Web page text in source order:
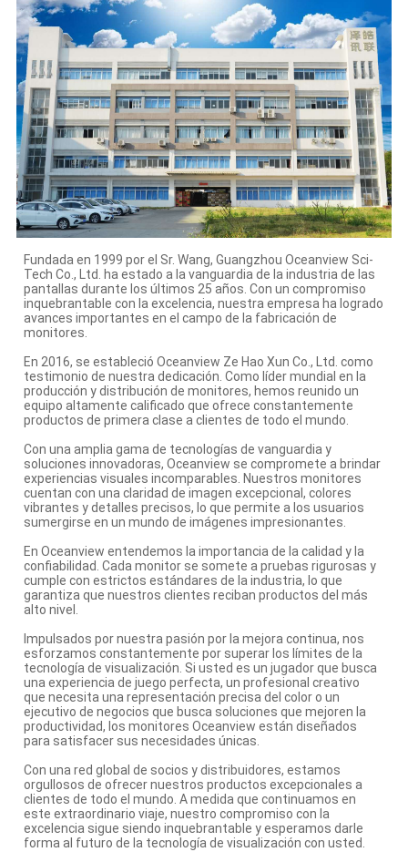
Fundada en 1999 por el Sr. Wang, Guangzhou Oceanview Sci-
Tech Co., Ltd. ha estado a la vanguardia de la industria de las
pantallas durante los últimos 25 años. Con un compromiso
inquebrantable con la excelencia, nuestra empresa ha logrado
avances importantes en el campo de la fabricación de
monitores.
En 2016, se estableció Oceanview Ze Hao Xun Co., Ltd. como
testimonio de nuestra dedicación. Como líder mundial en la
producción y distribución de monitores, hemos reunido un
equipo altamente calificado que ofrece constantemente
productos de primera clase a clientes de todo el mundo.
Con una amplia gama de tecnologías de vanguardia y
soluciones innovadoras, Oceanview se compromete a brindar
experiencias visuales incomparables. Nuestros monitores
cuentan con una claridad de imagen excepcional, colores
vibrantes y detalles precisos, lo que permite a los usuarios
sumergirse en un mundo de imágenes impresionantes.
En Oceanview entendemos la importancia de la calidad y la
confiabilidad. Cada monitor se somete a pruebas rigurosas y
cumple con estrictos estándares de la industria, lo que
garantiza que nuestros clientes reciban productos del más
alto nivel.
Impulsados por nuestra pasión por la mejora continua, nos
esforzamos constantemente por superar los límites de la
tecnología de visualización. Si usted es un jugador que busca
una experiencia de juego perfecta, un profesional creativo
que necesita una representación precisa del color o un
ejecutivo de negocios que busca soluciones que mejoren la
productividad, los monitores Oceanview están diseñados
para satisfacer sus necesidades únicas.
Con una red global de socios y distribuidores, estamos
orgullosos de ofrecer nuestros productos excepcionales a
clientes de todo el mundo. A medida que continuamos en
este extraordinario viaje, nuestro compromiso con la
excelencia sigue siendo inquebrantable y esperamos darle
forma al futuro de la tecnología de visualización con usted.